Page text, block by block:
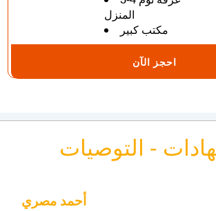
المنزل
مكتب كبير
احجز الآن
- التوصيات
أحمد مصري